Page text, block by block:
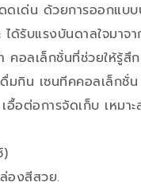
ดเด่น ด้วยการออกแบ
รับแรงบันดาลใจมาจ
คอลเล็กชั่นที่ช่วยให้รู้สึ
มกิน เซนทีคคอลเล็กชั่น
อื้อต่อการจัดเก็บ เหมา
)
องสีสวย.